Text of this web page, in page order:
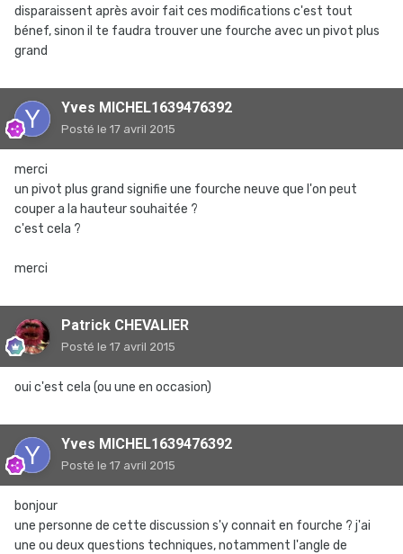
disparaissent après avoir fait ces modifications c'est tout
bénef, sinon il te faudra trouver une fourche avec un pivot plus
grand
Yves MICHEL1639476392
Posté le 17 avril 2015
merci
un pivot plus grand signifie une fourche neuve que l'on peut
couper a la hauteur souhaitée ?
c'est cela ?
merci
Patrick CHEVALIER
Posté le 17 avril 2015
oui c'est cela (ou une en occasion)
Yves MICHEL1639476392
Posté le 17 avril 2015
bonjour
une personne de cette discussion s'y connait en fourche ? j'ai
une ou deux questions techniques, notamment l'angle de